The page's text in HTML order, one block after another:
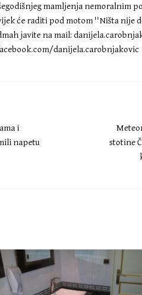
mamljenja nemoralnim
će raditi pod motom ''Ništa nije
javite na mail:
danijela.carobnjakovic
i
napetu
stotine